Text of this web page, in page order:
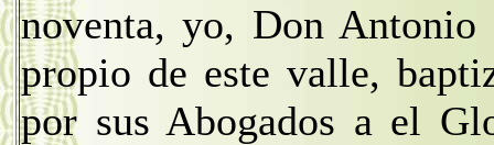
noventa, yo, Don Antonio
propio de este valle,
por sus Abogados a el